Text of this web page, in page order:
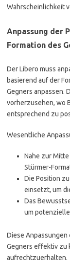
Wahrscheinlichkeit
Anpassung der
Formation des
Der Libero muss
basierend auf der
Gegners anpassen.
vorherzusehen, wo
entsprechend zu
Wesentliche
Nahe zur
Stürmer-
Die Position
einsetzt, um
Das
um
Diese Anpassungen
Gegners effektiv zu
aufrechtzuerhalten.